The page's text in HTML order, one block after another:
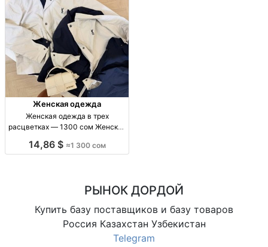
Женская одежда
Женская одежда в трех
расцветках — 1300 сом Женская
14,86 $ ≈1 300 сом
РЫНОК ДОРДОЙ
Купить базу поставщиков и базу товаров
Россия Казахстан Узбекистан
Telegram